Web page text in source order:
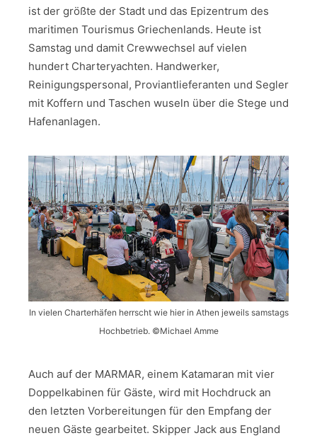
ist der größte der Stadt und das Epizentrum des
maritimen Tourismus Griechenlands. Heute ist
Samstag und damit Crewwechsel auf vielen
hundert Charteryachten. Handwerker,
Reinigungspersonal, Proviantlieferanten und Segler
mit Koffern und Taschen wuseln über die Stege und
Hafenanlagen.
In vielen Charterhäfen herrscht wie hier in Athen jeweils samstags
Hochbetrieb. ©Michael Amme
Auch auf der MARMAR, einem Katamaran mit vier
Doppelkabinen für Gäste, wird mit Hochdruck an
den letzten Vorbereitungen für den Empfang der
neuen Gäste gearbeitet. Skipper Jack aus England